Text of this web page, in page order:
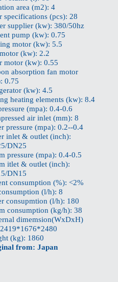
area (m2): 4
specifications (pcs): 28
supplier (kw): 380/50hz
pump (kw): 0.75
motor (kw): 5.5
(kw): 2.2
motor (kw): 0.55
absorption fan motor
0.75
(kw): 4.5
heating elements (kw): 8.4
(mpa): 0.4-0.6
air inlet (mm): 8
pressure (mpa): 0.2--0.4
inlet & outlet (inch):
DN25
pressure (mpa): 0.4-0.5
itlet & outlet (inch):
DN15
consumption (%): <2%
(l/h): 8
consupmtion (l/h): 180
consumption (kg/h): 38
dimemsion(WxDxH)
(kg): 1860
from: Japan